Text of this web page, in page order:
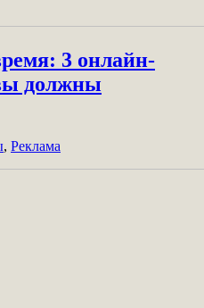
3 онлайн-
должны
, Реклама